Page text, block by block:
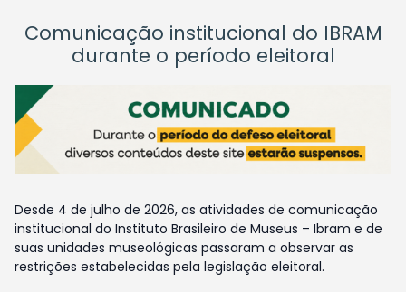
Comunicação institucional do IBRAM
durante o período eleitoral
Desde 4 de julho de 2026, as atividades de comunicação
institucional do Instituto Brasileiro de Museus – Ibram e de
suas unidades museológicas passaram a observar as
restrições estabelecidas pela legislação eleitoral.